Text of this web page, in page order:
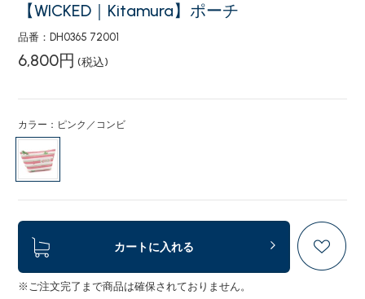
【WICKED｜Kitamura】ポーチ
品番：DH0365 72001
6,800円 (税込)
カラー：ピンク／コンビ
カートに入れる
※ご注文完了まで商品は確保されておりません。